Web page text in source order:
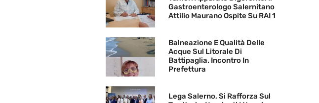
Gastroenterologo Salernitano
Attilio Maurano Ospite Su RAI 1
Balneazione E Qualità Delle
Acque Sul Litorale Di
Battipaglia. Incontro In
Prefettura
Lega Salerno, Si Rafforza Sul